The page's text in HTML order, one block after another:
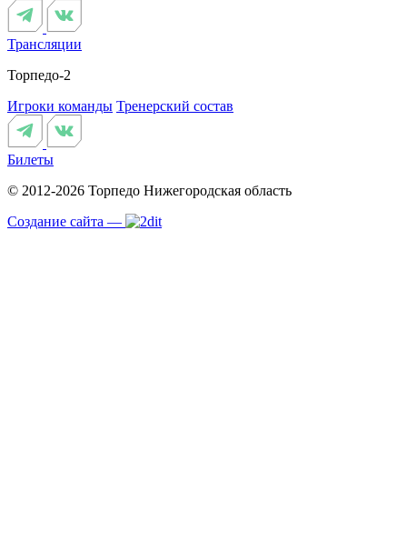
Трансляции
Торпедо-2
Игроки команды Тренерский состав
Билеты
© 2012-2026 Торпедо Нижегородская область
Создание сайта —